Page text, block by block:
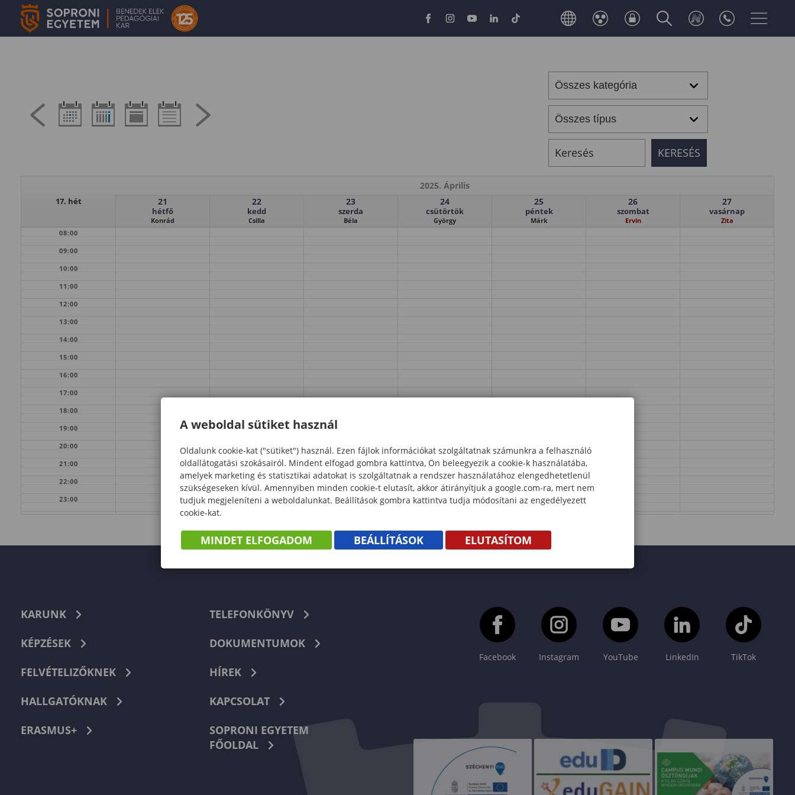
17. hét
2025. Április
21
hétfő
Konrád
22
kedd
Csilla
23
szerda
Béla
24
csütörtök
György
25
péntek
Márk
26
szombat
Ervin
27
vasárnap
Zita
08:00
09:00
10:00
11:00
12:00
13:00
14:00
15:00
16:00
17:00
18:00
19:00
20:00
21:00
22:00
23:00
KARUNK
KÉPZÉSEK
FELVÉTELIZŐKNEK
HALLGATÓKNAK
ERASMUS+
TELEFONKÖNYV
DOKUMENTUMOK
HÍREK
KAPCSOLAT
SOPRONI EGYETEM
FŐOLDAL
Facebook Instagram YouTube LinkedIn TikTok
A weboldal sütiket használ
Oldalunk cookie-kat ("sütiket") használ. Ezen fájlok információkat szolgáltatnak számunkra a felhasználó
oldallátogatási szokásairól. Mindent elfogad gombra kattintva, Ön beleegyezik a cookie-k használatába,
amelyek marketing és statisztikai adatokat is szolgáltatnak a rendszer használatához elengedhetetlenül
szükségeseken kívül. Amennyiben minden cookie-t elutasít, akkor átirányítjuk a google.com-ra, mert nem
tudjuk megjeleníteni a weboldalunkat. Beállítások gombra kattintva tudja módosítani az engedélyezett
cookie-kat.
MINDET ELFOGADOM BEÁLLÍTÁSOK ELUTASÍTOM